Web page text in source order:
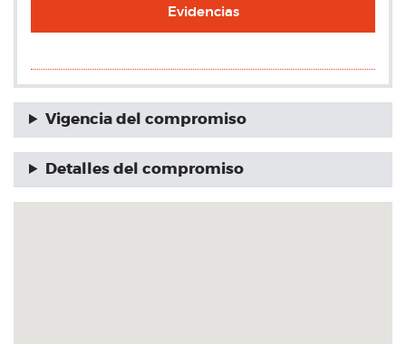
Evidencias
Vigencia del compromiso
Detalles del compromiso